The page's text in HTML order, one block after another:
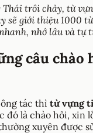
trôi chảy, từ
sẽ giới thiệu 1000
nhớ lâu và tự
câu chào
tác thì từ vựng
đó là chào hỏi, xin
xuyên được